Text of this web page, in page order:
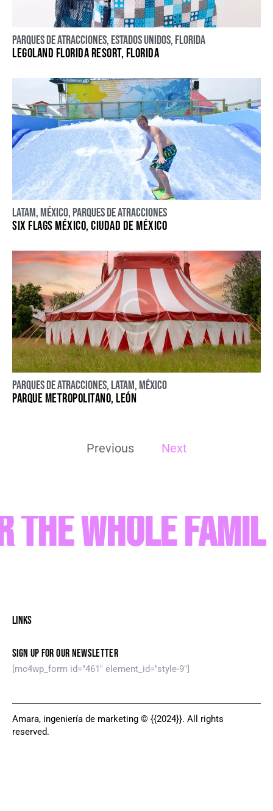
Parques de atracciones,Estados Unidos,Florida
LEGOLAND FLORIDA RESORT, FLORIDA
LATAM,México,Parques de atracciones
SIX FLAGS MÉXICO, CIUDAD DE MÉXICO
Parques de atracciones,LATAM,México
PARQUE METROPOLITANO, LEÓN
Previous Next
Whole Famil
LINKS
SIGN UP FOR OUR NEWSLETTER
[mc4wp_form id="461" element_id="style-9"]
Amara, ingeniería de marketing © {{2024}}. All rights
reserved.